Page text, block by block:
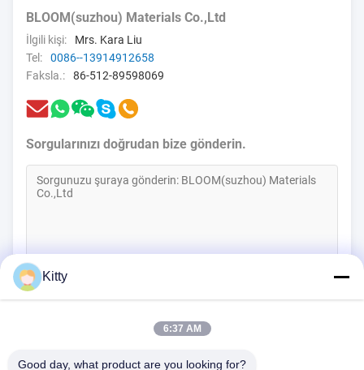
BLOOM(suzhou) Materials Co.,Ltd
İlgili kişi:
Mrs. Kara Liu
Tel:
0086--13914912658
Faksla.:
86-512-89598069
Sorgularınızı doğrudan bize gönderin.
/3000)
Kitty
6:37 AM
Good day, what product are you looking for?